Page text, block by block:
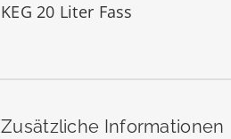
KEG 20 Liter Fass
Zusätzliche Informationen